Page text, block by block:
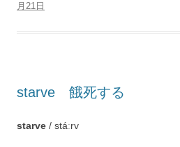
月21日
starve 餓死する
starve / stáːrv